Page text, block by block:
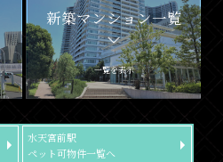
新築マンション一覧
一覧を表示
水天宮前駅
ペット可物件一覧へ